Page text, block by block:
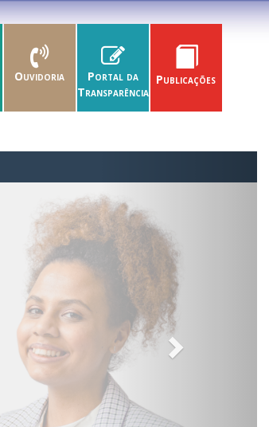
Ouvidoria
Portal da
Transparência
Publicações